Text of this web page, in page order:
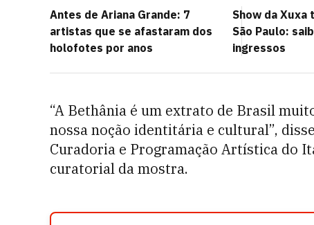
Antes de Ariana Grande: 7
artistas que se afastaram dos
holofotes por anos
Show da
São Paulo:
ingressos
“A Bethânia é um extrato de Brasil
nossa noção identitária e cultural”,
Curadoria e Programação Artística do
curatorial da mostra.